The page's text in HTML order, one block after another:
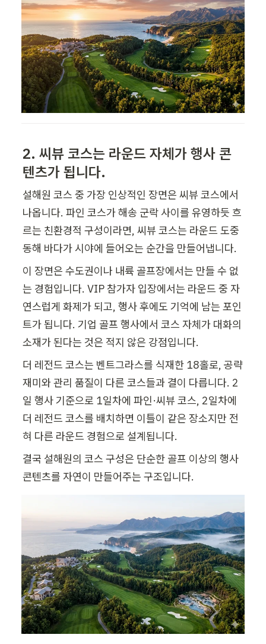
2. 씨뷰 코스는 라운드 자체가 행사 콘
텐츠가 됩니다.
설해원 코스 중 가장 인상적인 장면은 씨뷰 코스에서
나옵니다. 파인 코스가 해송 군락 사이를 유영하듯 흐
르는 친환경적 구성이라면, 씨뷰 코스는 라운드 도중
동해 바다가 시야에 들어오는 순간을 만들어냅니다.
이 장면은 수도권이나 내륙 골프장에서는 만들 수 없
는 경험입니다. VIP 참가자 입장에서는 라운드 중 자
연스럽게 화제가 되고, 행사 후에도 기억에 남는 포인
트가 됩니다. 기업 골프 행사에서 코스 자체가 대화의
소재가 된다는 것은 적지 않은 강점입니다.
더 레전드 코스는 벤트그라스를 식재한 18홀로, 공략
재미와 관리 품질이 다른 코스들과 결이 다릅니다. 2
일 행사 기준으로 1일차에 파인·씨뷰 코스, 2일차에
더 레전드 코스를 배치하면 이틀이 같은 장소지만 전
혀 다른 라운드 경험으로 설계됩니다.
결국 설해원의 코스 구성은 단순한 골프 이상의 행사
콘텐츠를 자연이 만들어주는 구조입니다.